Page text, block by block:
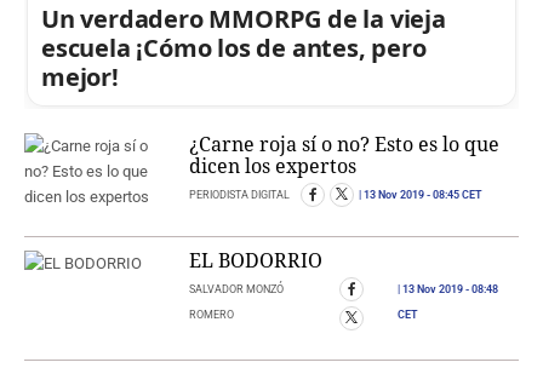
Un verdadero MMORPG de la vieja
escuela ¡Cómo los de antes, pero
mejor!
¿Carne roja sí o no? Esto es lo que
dicen los expertos
PERIODISTA DIGITAL 13 Nov 2019 - 08:45 CET
EL BODORRIO
SALVADOR MONZÓ
ROMERO
13 Nov 2019- 08:48
CET